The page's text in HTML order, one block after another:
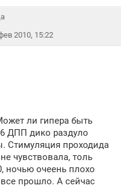
2010, 15:22
ли гипера быть
ДПП дико раздуло
Стимуляция проходида
чувствовала, толь
ночью очеень плохо
прошло. А сейчас